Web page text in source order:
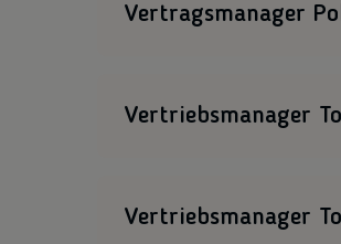
Zur
Vertragsmanager
Zur
Vertriebsmanager
Zur
Vertriebsmanager